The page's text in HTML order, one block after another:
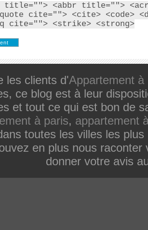
title=""> <abbr title="">
cite=""> <cite> <code>
cite=""> <strike> <strong>
les clients d'Appartement à
ce blog est à leur
et tout ce qui est bon de
à paris, appartement
toutes les villes les
en plus nous
donner votre avis